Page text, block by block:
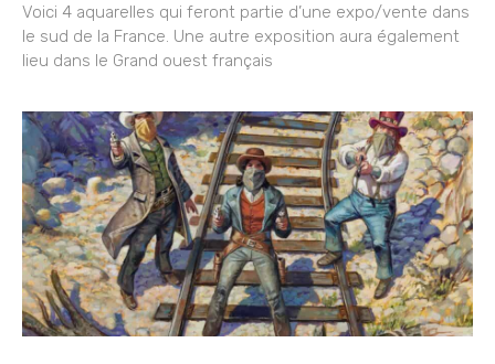
Voici 4 aquarelles qui feront partie d’une expo/vente dans
le sud de la France. Une autre exposition aura également
lieu dans le Grand ouest français